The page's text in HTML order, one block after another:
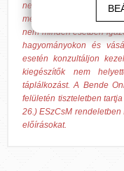
nem alkalmasak
megelőzésére. A
nem minden esetben
hagyományokon és
esetén konzultáljon
kiegészítők nem
táplálkozást. A Bende
felületén tiszteletben
26.) ESzCsM
előírásokat.